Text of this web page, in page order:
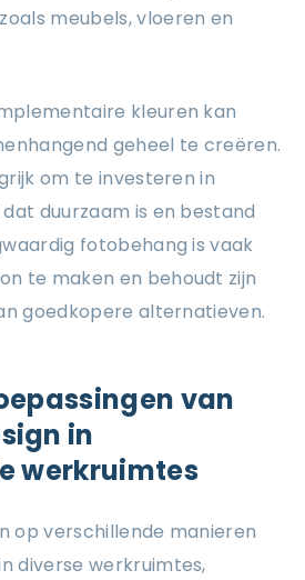
meubels, vloeren en
kleuren kan
geheel te creëren.
om te investeren in
duurzaam is en bestand
fotobehang is vaak
te maken en behoudt zijn
goedkopere alternatieven.
van
in
werkruimtes
op verschillende manieren
diverse werkruimtes,